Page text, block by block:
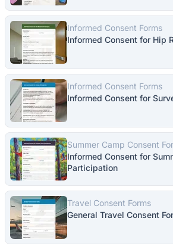
Informed Consent Forms
Informed Consent for Hip
Informed Consent Forms
Informed Consent for
Summer Camp Consent
Informed Consent for
Participation
Travel Consent Forms
General Travel Consent